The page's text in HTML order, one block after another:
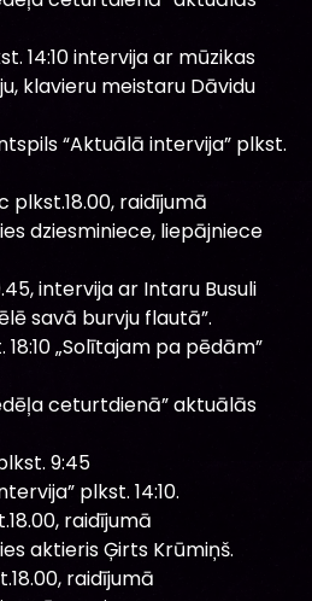
14:10 intervija ar mūzikas
klavieru meistaru Dāvidu
“Aktuālā intervija” plkst.
plkst.18.00, raidījumā
dziesminiece, liepājniece
intervija ar Intaru Busuli
savā burvju flautā”.
18:10 „Solītajam pa pēdām”
ceturtdienā” aktuālās
9:45
plkst. 14:10.
raidījumā
aktieris Ģirts Krūmiņš.
raidījumā